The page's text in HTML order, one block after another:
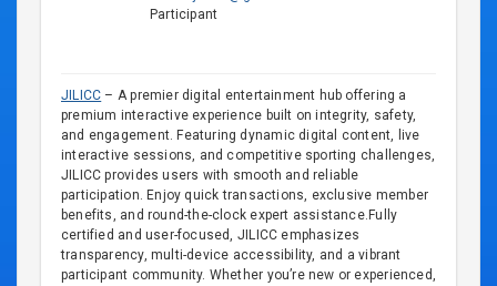
Participant
JILICC – A premier digital entertainment hub offering a
premium interactive experience built on integrity, safety,
and engagement. Featuring dynamic digital content, live
interactive sessions, and competitive sporting challenges,
JILICC provides users with smooth and reliable
participation. Enjoy quick transactions, exclusive member
benefits, and round-the-clock expert assistance.Fully
certified and user-focused, JILICC emphasizes
transparency, multi-device accessibility, and a vibrant
participant community. Whether you’re new or experienced,